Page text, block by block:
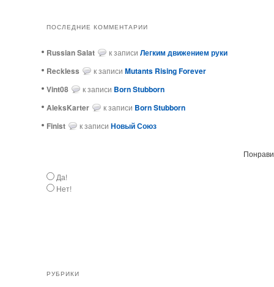
ПОСЛЕДНИЕ КОММЕНТАРИИ
Russian Salat к записи Легким движением руки
ReckIess
к записи Mutants Rising Forever
Vint08
к записи Born Stubborn
AleksKarter
к записи Born Stubborn
Finist
к записи Новый Союз
Да!
Нет!
РУБРИКИ